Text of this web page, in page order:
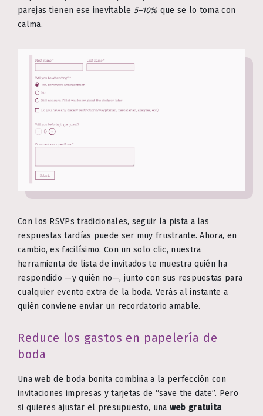
parejas tienen ese inevitable 5–10% que se lo toma con
calma.
Con los RSVPs tradicionales, seguir la pista a las
respuestas tardías puede ser muy frustrante. Ahora, en
cambio, es facilísimo. Con un solo clic, nuestra
herramienta de lista de invitados te muestra quién ha
respondido —y quién no—, junto con sus respuestas para
cualquier evento extra de la boda. Verás al instante a
quién conviene enviar un recordatorio amable.
Reduce los gastos en papelería de
boda
Una web de boda bonita combina a la perfección con
invitaciones impresas y tarjetas de “save the date”. Pero
si quieres ajustar el presupuesto, una web gratuita